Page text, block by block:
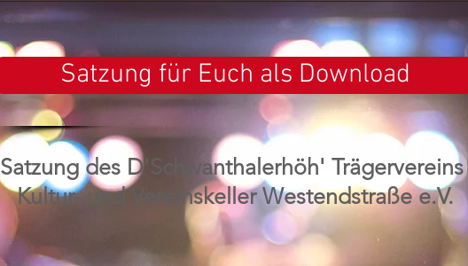
Satzung für Euch als Download
Satzung des D'Schwanthalerhöh' Trägervereins
Kultur- und Vereinskeller Westendstraße e.V.